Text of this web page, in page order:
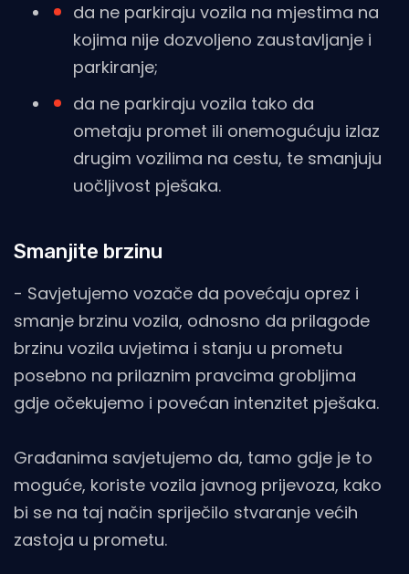
da ne parkiraju vozila na mjestima na
kojima nije dozvoljeno zaustavljanje i
parkiranje;
da ne parkiraju vozila tako da
ometaju promet ili onemogućuju izlaz
drugim vozilima na cestu, te smanjuju
uočljivost pješaka.
Smanjite brzinu
- Savjetujemo vozače da povećaju oprez i
smanje brzinu vozila, odnosno da prilagode
brzinu vozila uvjetima i stanju u prometu
posebno na prilaznim pravcima grobljima
gdje očekujemo i povećan intenzitet pješaka.
Građanima savjetujemo da, tamo gdje je to
moguće, koriste vozila javnog prijevoza, kako
bi se na taj način spriječilo stvaranje većih
zastoja u prometu.